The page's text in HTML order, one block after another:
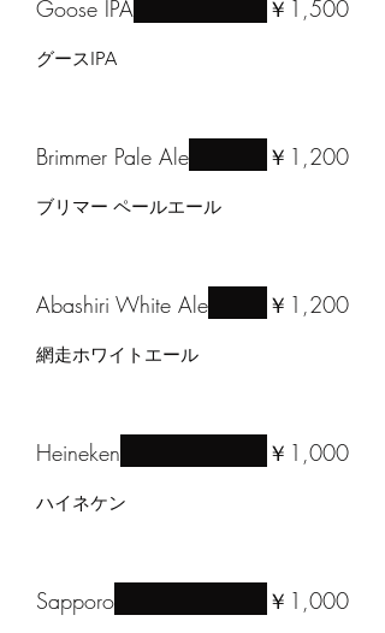
Goose IPA
グースIPA
￥1,500
Brimmer Pale Ale
ブリマー ペールエール
￥1,200
Abashiri White Ale
網走ホワイトエール
￥1,200
Heineken
ハイネケン
￥1,000
Sapporo ￥1,000